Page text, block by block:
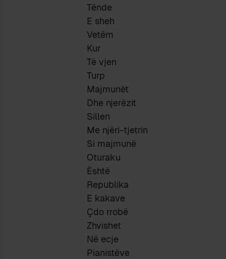
Tënde
E sheh
Vetëm
Kur
Të vjen
Turp
Majmunët
Dhe njerëzit
Sillen
Me njëri-tjetrin
Si majmunë
Oturaku
Është
Republika
E kakave
Çdo rrobë
Zhvishet
Në ecje
Pianistëve